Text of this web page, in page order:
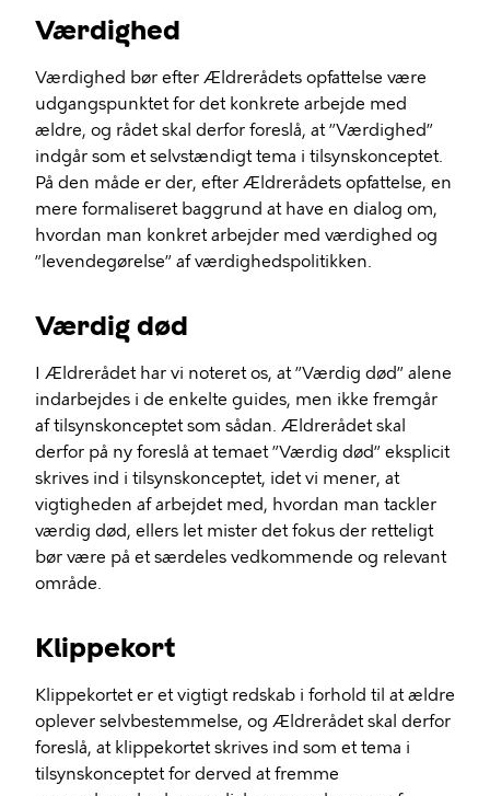
Værdighed
Værdighed bør efter Ældrerådets opfattelse være
udgangspunktet for det konkrete arbejde med
ældre, og rådet skal derfor foreslå, at ”Værdighed”
indgår som et selvstændigt tema i tilsynskonceptet.
På den måde er der, efter Ældrerådets opfattelse, en
mere formaliseret baggrund at have en dialog om,
hvordan man konkret arbejder med værdighed og
”levendegørelse” af værdighedspolitikken.
Værdig død
I Ældrerådet har vi noteret os, at ”Værdig død” alene
indarbejdes i de enkelte guides, men ikke fremgår
af tilsynskonceptet som sådan. Ældrerådet skal
derfor på ny foreslå at temaet ”Værdig død” eksplicit
skrives ind i tilsynskonceptet, idet vi mener, at
vigtigheden af arbejdet med, hvordan man tackler
værdig død, ellers let mister det fokus der retteligt
bør være på et særdeles vedkommende og relevant
område.
Klippekort
Klippekortet er et vigtigt redskab i forhold til at ældre
oplever selvbestemmelse, og Ældrerådet skal derfor
foreslå, at klippekortet skrives ind som et tema i
tilsynskonceptet for derved at fremme